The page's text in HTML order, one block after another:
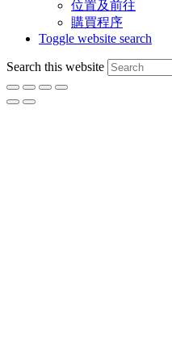
位置及前往
購買程序
Toggle website search
Search this website